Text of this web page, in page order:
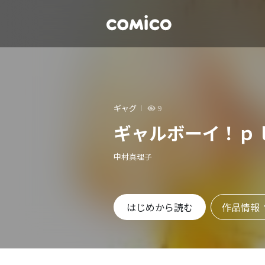
ギャグ 9
ギャルボーイ！ｐ
中村真理子
はじめから読む 作品情報